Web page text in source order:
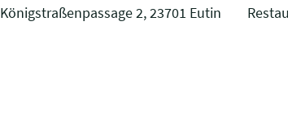
Königstraßenpassage 2, 23701 Eutin